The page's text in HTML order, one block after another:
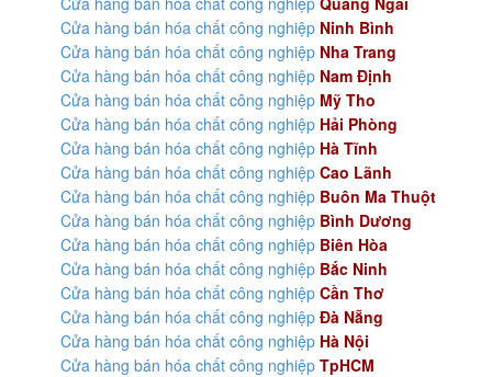
Cửa hàng bán hóa chất công nghiệp Ninh Bình
Cửa hàng bán hóa chất công nghiệp Nha Trang
Cửa hàng bán hóa chất công nghiệp Nam Định
Cửa hàng bán hóa chất công nghiệp Mỹ Tho
Cửa hàng bán hóa chất công nghiệp Hải Phòng
Cửa hàng bán hóa chất công nghiệp Hà Tĩnh
Cửa hàng bán hóa chất công nghiệp Cao Lãnh
Cửa hàng bán hóa chất công nghiệp Buôn Ma Thuột
Cửa hàng bán hóa chất công nghiệp Bình Dương
Cửa hàng bán hóa chất công nghiệp Biên Hòa
Cửa hàng bán hóa chất công nghiệp Bắc Ninh
Cửa hàng bán hóa chất công nghiệp Cần Thơ
Cửa hàng bán hóa chất công nghiệp Đà Nẵng
Cửa hàng bán hóa chất công nghiệp Hà Nội
Cửa hàng bán hóa chất công nghiệp TpHCM